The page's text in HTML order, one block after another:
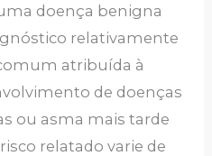
doença benigna
relativamente
atribuída à
de doenças
ou asma mais tarde
relatado varie de